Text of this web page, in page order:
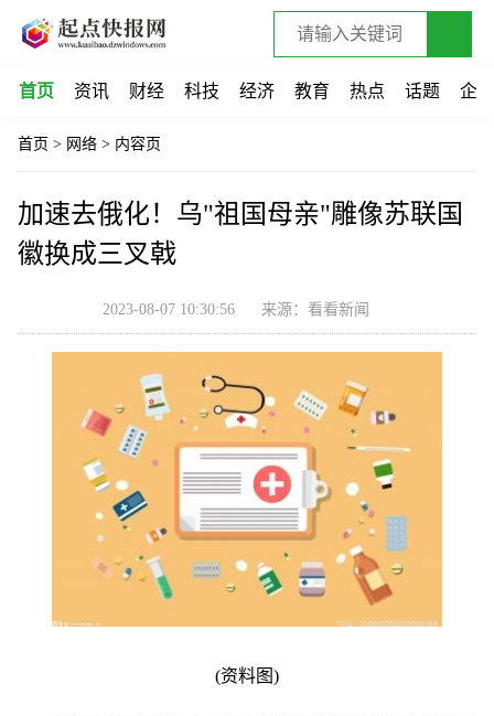
首页 资讯 财经 科技 经济 教育 热点 话题 企业
首页 > 网络 > 内容页
加速去俄化！乌"祖国母亲"雕像苏联国
徽换成三叉戟
2023-08-07 10:30:56 来源：看看新闻
(资料图)